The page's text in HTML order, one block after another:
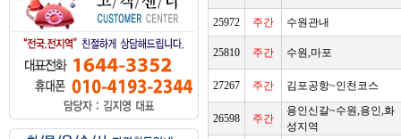
25972 주간 수원관내
25810 주간 수원,마포
27267 주간 김포공항~인천코스
26598 주간
용인신갈~수원,용인,화
성지역